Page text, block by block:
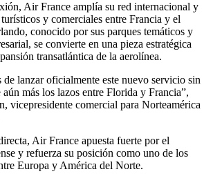
Air France amplía su red internacional y
y comerciales entre Francia y el
conocido por sus parques temáticos y
se convierte en una pieza estratégica
transatlántica de la aerolínea.
de lanzar oficialmente este nuevo servicio sin
aún más los lazos entre Florida y Francia”,
vicepresidente comercial para Norteamérica
Air France apuesta fuerte por el
y refuerza su posición como uno de los
Europa y América del Norte.